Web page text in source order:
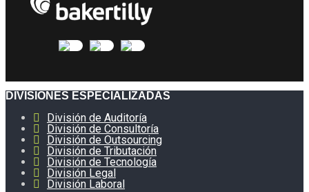
DIVISIONES ESPECIALIZADAS
División de Auditoría
División de Consultoría
División de Outsourcing
División de Tributación
División de Tecnología
División Legal
División Laboral